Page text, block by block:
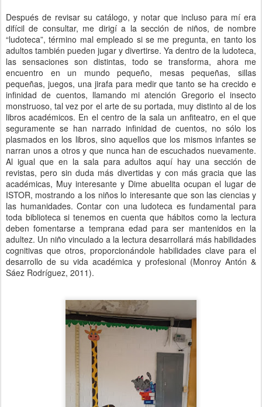
Después de revisar su catálogo, y notar que incluso para mí era
difícil de consultar, me dirigí a la sección de niños, de nombre
“ludoteca”, término mal empleado si se me pregunta, en tanto los
adultos también pueden jugar y divertirse. Ya dentro de la ludoteca,
las sensaciones son distintas, todo se transforma, ahora me
encuentro en un mundo pequeño, mesas pequeñas, sillas
pequeñas, juegos, una jirafa para medir que tanto se ha crecido e
infinidad de cuentos, llamando mi atención Gregorio el insecto
monstruoso, tal vez por el arte de su portada, muy distinto al de los
libros académicos. En el centro de la sala un anfiteatro, en el que
seguramente se han narrado infinidad de cuentos, no sólo los
plasmados en los libros, sino aquellos que los mismos infantes se
narran unos a otros y que nunca han de escuchados nuevamente.
Al igual que en la sala para adultos aquí hay una sección de
revistas, pero sin duda más divertidas y con más gracia que las
académicas, Muy interesante y Dime abuelita ocupan el lugar de
ISTOR, mostrando a los niños lo interesante que son las ciencias y
las humanidades. Contar con una ludoteca es fundamental para
toda biblioteca si tenemos en cuenta que hábitos como la lectura
deben fomentarse a temprana edad para ser mantenidos en la
adultez. Un niño vinculado a la lectura desarrollará más habilidades
cognitivas que otros, proporcionándole habilidades clave para el
desarrollo de su vida académica y profesional (Monroy Antón &
Sáez Rodríguez, 2011).